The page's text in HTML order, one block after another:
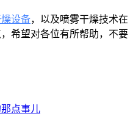
设备，以及喷雾干燥技术在
希望对各位有所帮助，不要
点事儿